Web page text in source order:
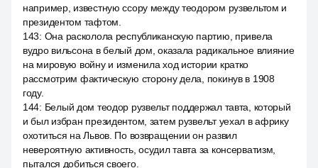
например, известную ссору между теодором рузвельтом и
президентом тафтом.
143: Она расколола республиканскую партию, привела
вудро вильсона в белый дом, оказала радикальное влияние
на мировую войну и изменила ход истории кратко
рассмотрим фактическую сторону дела, покинув в 1908
году.
144: Белый дом теодор рузвельт поддержал тавта, который
и был избран президентом, затем рузвельт уехал в африку
охотиться на Львов. По возвращении он развил
невероятную активность, осудил тавта за консерватизм,
пытался добиться своего.